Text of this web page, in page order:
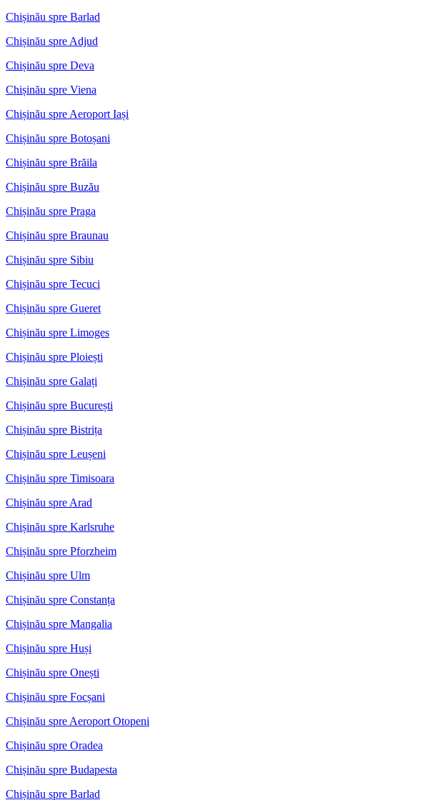
Chișinău spre Barlad
Chișinău spre Adjud
Chișinău spre Deva
Chișinău spre Viena
Chișinău spre Aeroport Iași
Chișinău spre Botoșani
Chișinău spre Brăila
Chișinău spre Buzău
Chișinău spre Praga
Chișinău spre Braunau
Chișinău spre Sibiu
Chișinău spre Tecuci
Chișinău spre Gueret
Chișinău spre Limoges
Chișinău spre Ploiești
Chișinău spre Galați
Chișinău spre București
Chișinău spre Bistrița
Chișinău spre Leușeni
Chișinău spre Timisoara
Chișinău spre Arad
Chișinău spre Karlsruhe
Chișinău spre Pforzheim
Chișinău spre Ulm
Chișinău spre Constanța
Chișinău spre Mangalia
Chișinău spre Huși
Chișinău spre Onești
Chișinău spre Focșani
Chișinău spre Aeroport Otopeni
Chișinău spre Oradea
Chișinău spre Budapesta
Chișinău spre Barlad